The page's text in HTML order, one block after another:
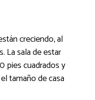
creciendo, al
La sala de estar
pies cuadrados y
tamaño de casa